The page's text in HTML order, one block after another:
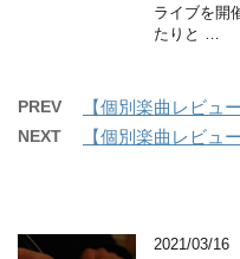
ライブを開
たりと …
PREV 【個別楽曲レビュ
NEXT 【個別楽曲レビュ
2021/03/16